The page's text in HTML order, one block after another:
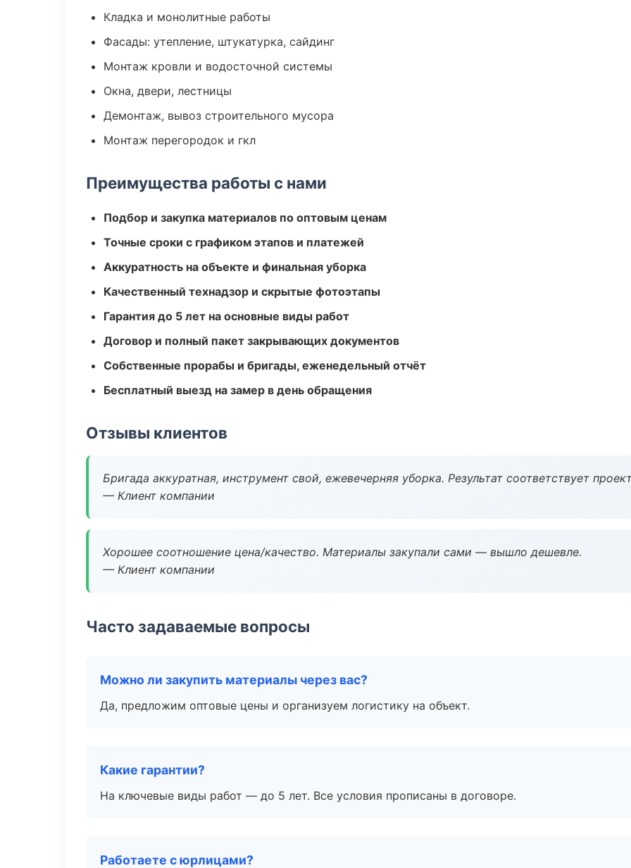
Кладка и монолитные работы
Фасады: утепление, штукатурка, сайдинг
Монтаж кровли и водосточной системы
Окна, двери, лестницы
Демонтаж, вывоз строительного мусора
Монтаж перегородок и гкл
Преимущества работы с нами
Подбор и закупка материалов по оптовым ценам
Точные сроки с графиком этапов и платежей
Аккуратность на объекте и финальная уборка
Качественный технадзор и скрытые фотоэтапы
Гарантия до 5 лет на основные виды работ
Договор и полный пакет закрывающих документов
Собственные прорабы и бригады, еженедельный отчёт
Бесплатный выезд на замер в день обращения
Отзывы клиентов
Бригада аккуратная, инструмент свой, ежевечерняя уборка. Результат соответствует
— Клиент компании
Хорошее соотношение цена/качество. Материалы закупали сами — вышло дешевле.
— Клиент компании
Часто задаваемые вопросы
Можно ли закупить материалы через вас?
Да, предложим оптовые цены и организуем логистику на объект.
Какие гарантии?
На ключевые виды работ — до 5 лет. Все условия прописаны в договоре.
Работаете с юрлицами?